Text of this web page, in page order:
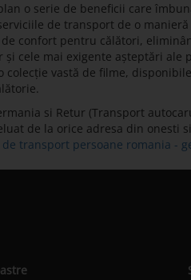
o serie de beneficii care
de transport de o
confort pentru călători,
cele mai exigente așteptări ale
vastă de filme,
si Retur (Transport
de la orice adresa din
de transport persoane romania -